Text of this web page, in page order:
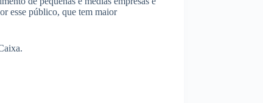
esse público, que tem maior